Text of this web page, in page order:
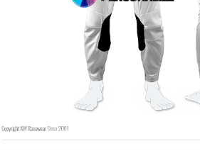
AÑADIR